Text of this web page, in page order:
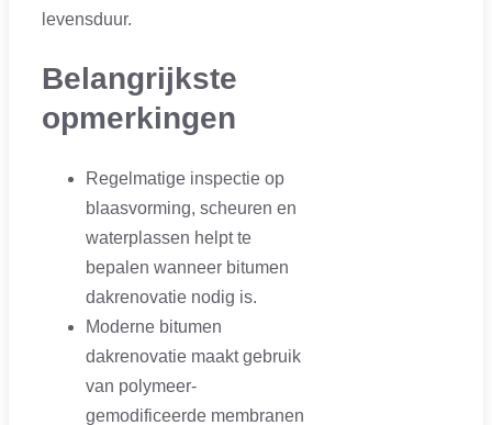
levensduur.
Belangrijkste
opmerkingen
Regelmatige inspectie op
blaasvorming, scheuren en
waterplassen helpt te
bepalen wanneer bitumen
dakrenovatie nodig is.
Moderne bitumen
dakrenovatie maakt gebruik
van polymeer-
gemodificeerde membranen